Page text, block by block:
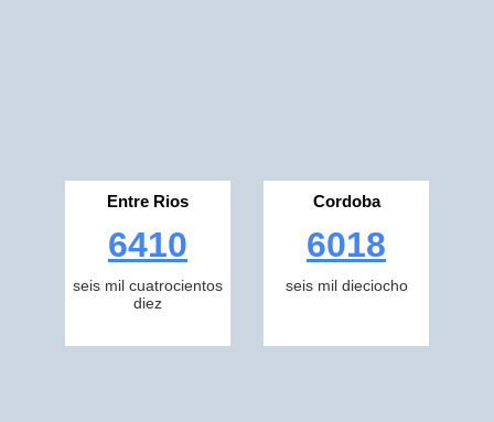
Entre Rios
6410
seis mil cuatrocientos
diez
Cordoba
6018
seis mil dieciocho